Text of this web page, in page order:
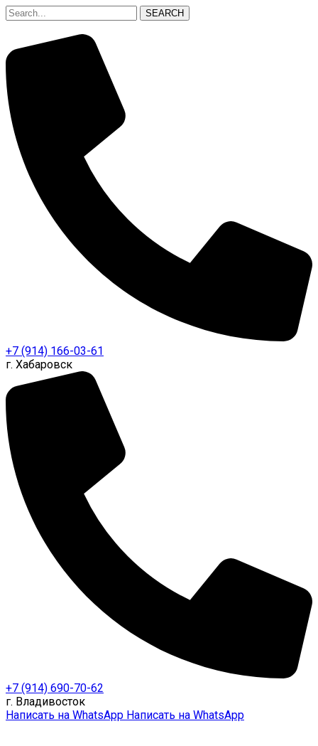
SEARCH
+7 (914) 166-03-61
г. Хабаровск
+7 (914) 690-70-62
г. Владивосток
Написать на WhatsApp Написать на WhatsApp